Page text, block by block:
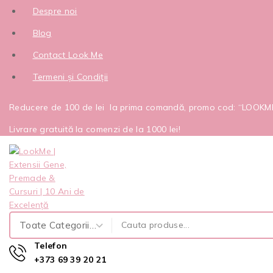
Despre noi
Blog
Contact Look Me
Termeni și Condiții
Reducere de 100 de lei la prima comandă, promo cod:
Livrare gratuită la comenzi de la 1000 lei!
Telefon
+373 69 39 20 21